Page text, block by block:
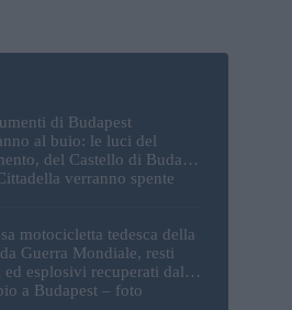
di Budapest
al buio: le luci del
del Castello di Buda e
verranno spente
motocicletta tedesca della
Guerra Mondiale, resti
ed esplosivi recuperati dal
a Budapest – foto